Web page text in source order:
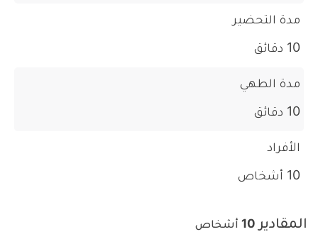
مدة التحضير
10 دقائق
مدة الطهي
10 دقائق
الأفراد
10 أشخاص
المقادير 10 أشخاص